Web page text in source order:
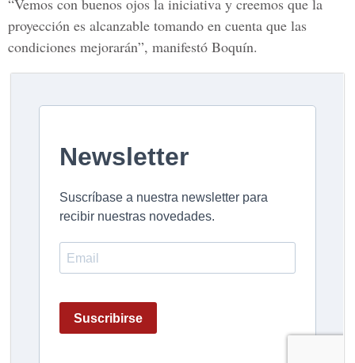
“Vemos con buenos ojos la iniciativa y creemos que la
proyección es alcanzable tomando en cuenta que las
condiciones mejorarán”, manifestó Boquín.